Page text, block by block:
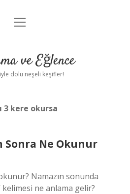
Anasayfa
Yasal Uyarı
menüyü
ve Eğlence
dolu neşeli keşifler!
3 kere okursa
Sonra Ne Okunur
Namazın sonunda
kelimesi ne anlama gelir?